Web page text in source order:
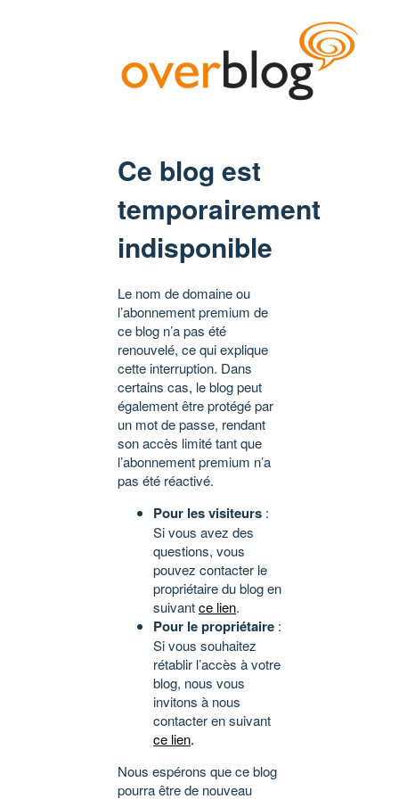
Ce blog est
temporairement
indisponible
Le nom de domaine ou
l’abonnement premium de
ce blog n’a pas été
renouvelé, ce qui explique
cette interruption. Dans
certains cas, le blog peut
également être protégé par
un mot de passe, rendant
son accès limité tant que
l’abonnement premium n’a
pas été réactivé.
Pour les visiteurs :
Si vous avez des
questions, vous
pouvez contacter le
propriétaire du blog en
suivantce lien.
Pour le propriétaire :
Si vous souhaitez
rétablir l’accès à votre
blog, nous vous
invitons à nous
contacter en suivant
ce lien.
Nous espérons que ce blog
pourra être de nouveau